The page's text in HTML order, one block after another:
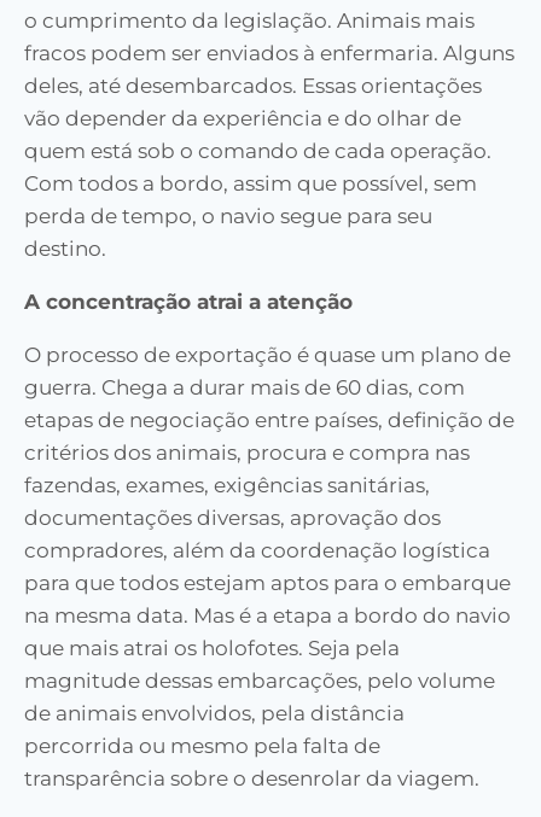
o cumprimento da legislação. Animais mais
fracos podem ser enviados à enfermaria. Alguns
deles, até desembarcados. Essas orientações
vão depender da experiência e do olhar de
quem está sob o comando de cada operação.
Com todos a bordo, assim que possível, sem
perda de tempo, o navio segue para seu
destino.
A concentração atrai a atenção
O processo de exportação é quase um plano de
guerra. Chega a durar mais de 60 dias, com
etapas de negociação entre países, definição de
critérios dos animais, procura e compra nas
fazendas, exames, exigências sanitárias,
documentações diversas, aprovação dos
compradores, além da coordenação logística
para que todos estejam aptos para o embarque
na mesma data. Mas é a etapa a bordo do navio
que mais atrai os holofotes. Seja pela
magnitude dessas embarcações, pelo volume
de animais envolvidos, pela distância
percorrida ou mesmo pela falta de
transparência sobre o desenrolar da viagem.